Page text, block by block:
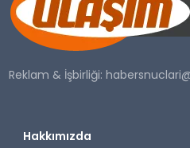
SAĞLIK
YAŞAM
Reklam & İşbirliği:
Hakkımızda